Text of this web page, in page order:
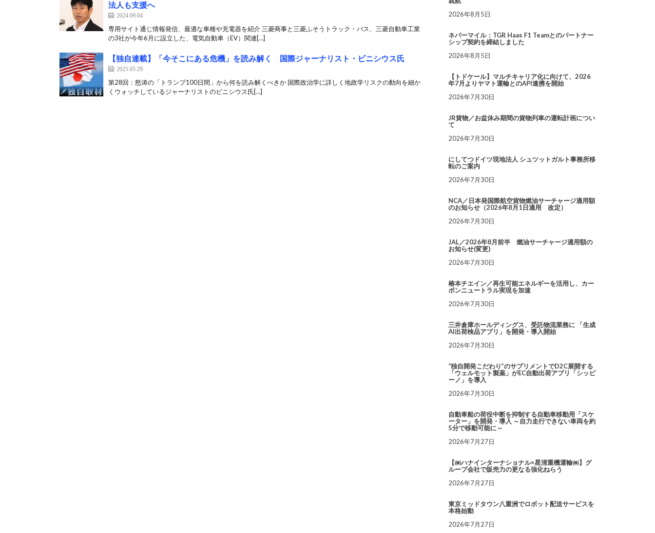
法人も支援へ
2024.09.04
専用サイト通じ情報発信、最適な車種や充電器を紹介 三菱商事と三菱ふそうトラック・バス、三菱自動車工業
の3社が今年6月に設立した、電気自動車（EV）関連[…]
【独自連載】「今そこにある危機」を読み解く 国際ジャーナリスト・ビニシウス氏
2025.05.29
第28回：怒涛の「トランプ100日間」から何を読み解くべきか 国際政治学に詳しく地政学リスクの動向を細か
くウォッチしているジャーナリストのビニシウス氏[…]
2026年8月5日
ネバーマイル：TGR Haas F1 Teamとのパートナー
シップ契約を締結しました
2026年8月5日
【トドケール】マルチキャリア化に向けて、2026
年7月よりヤマト運輸とのAPI連携を開始
2026年7月30日
JR貨物／お盆休み期間の貨物列車の運転計画につい
て
2026年7月30日
にしてつドイツ現地法人 シュツットガルト事務所移
転のご案内
2026年7月30日
NCA／日本発国際航空貨物燃油サーチャージ適用額
のお知らせ（2026年8月1日適用 改定）
2026年7月30日
JAL／2026年8月前半 燃油サーチャージ適用額の
お知らせ(変更)
2026年7月30日
椿本チエイン／再生可能エネルギーを活用し、カー
ボンニュートラル実現を加速
2026年7月30日
三井倉庫ホールディングス、受託物流業務に 「生成
AI出荷検品アプリ」を開発・導入開始
2026年7月30日
“独自開発こだわり”のサプリメントでD2C展開する
「ウェルモット製薬」がEC自動出荷アプリ「シッピ
ーノ」を導入
2026年7月30日
自動車船の荷役中断を抑制する自動車移動用「スケ
ーター」を開発・導入 ～自力走行できない車両を約
5分で移動可能に～
2026年7月27日
【㈱ハナインターナショナル×星清重機運輸㈱】グ
ループ会社で販売力の更なる強化ねらう
2026年7月27日
東京ミッドタウン八重洲でロボット配送サービスを
本格始動
2026年7月27日